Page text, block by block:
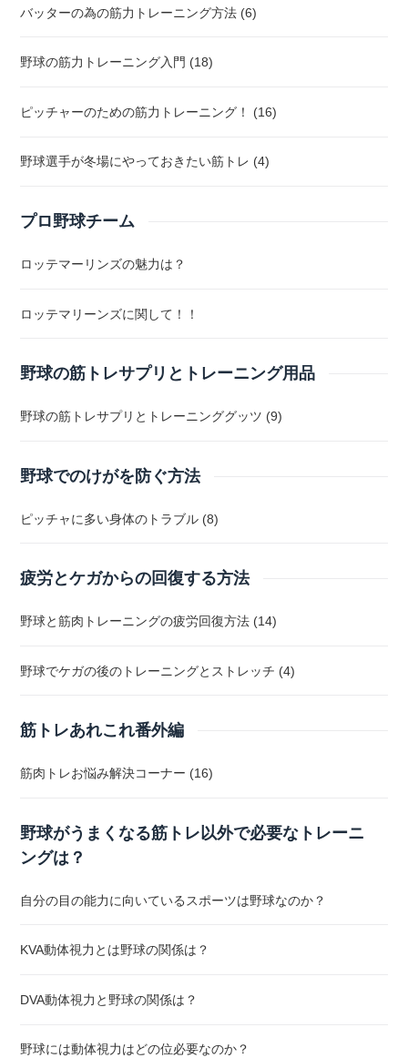
バッターの為の筋力トレーニング方法 (6)
野球の筋力トレーニング入門 (18)
ピッチャーのための筋力トレーニング！ (16)
野球選手が冬場にやっておきたい筋トレ (4)
プロ野球チーム
ロッテマーリンズの魅力は？
ロッテマリーンズに関して！！
野球の筋トレサプリとトレーニング用品
野球の筋トレサプリとトレーニンググッツ (9)
野球でのけがを防ぐ方法
ピッチャに多い身体のトラブル (8)
疲労とケガからの回復する方法
野球と筋肉トレーニングの疲労回復方法 (14)
野球でケガの後のトレーニングとストレッチ (4)
筋トレあれこれ番外編
筋肉トレお悩み解決コーナー (16)
野球がうまくなる筋トレ以外で必要なトレーニ
ングは？
自分の目の能力に向いているスポーツは野球なのか？
KVA動体視力とは野球の関係は？
DVA動体視力と野球の関係は？
野球には動体視力はどの位必要なのか？